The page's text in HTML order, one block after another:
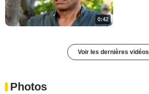
0:42
Voir les dernières vidéos
Photos